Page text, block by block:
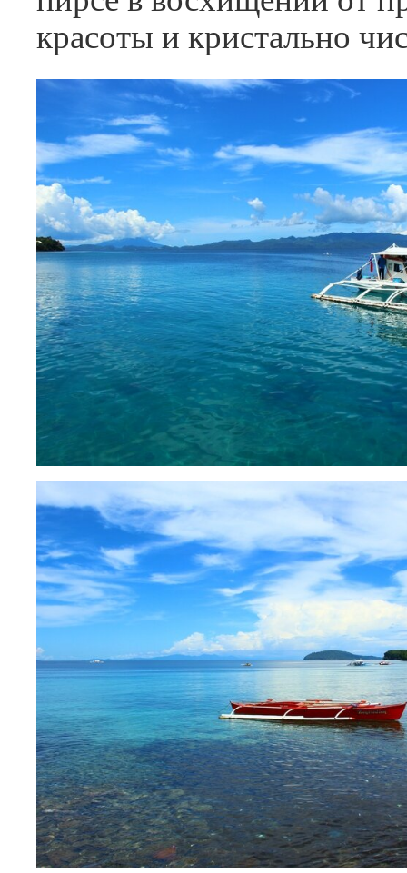
красоты и кристально